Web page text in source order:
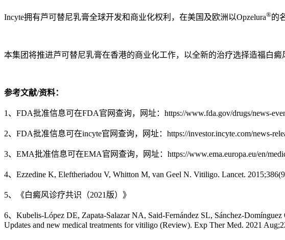
Incyte拥有芦可替尼乳膏全球开发和商业化权利，在美国及欧洲以Opzelura®的
本集团将推进芦可替尼乳膏在香港的商业化工作，以全新的治疗选择造福白癜
参考文献/资料：
1、FDA批准信息可在FDA官网查询，网址：https://www.fda.gov/drugs/news-
2、FDA批准信息可在incyte官网查询，网址：https://investor.incyte.com/news-
3、EMA批准信息可在EMA官网查询，网址：https://www.ema.europa.eu/en/
4、Ezzedine K, Eleftheriadou V, Whitton M, van Geel N. Vitiligo. Lancet.
5、《白癜风诊疗共识（2021版）》
6、Kubelis-López DE, Zapata-Salazar NA, Said-Fernández SL, Sánchez-
Updates and new medical treatments for vitiligo (Review). Exp Ther Med. 2021